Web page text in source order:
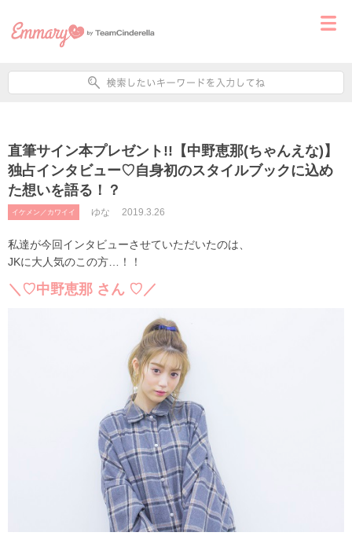
直筆サイン本プレゼント!!【中野恵那(ちゃんえな)】
独占インタビュー♡自身初のスタイルブックに込め
た想いを語る！？
イケメン／カワイイ ゆな 2019.3.26
私達が今回インタビューさせていただいたのは、
JKに大人気のこの方…！！
＼♡中野恵那 さん ♡／